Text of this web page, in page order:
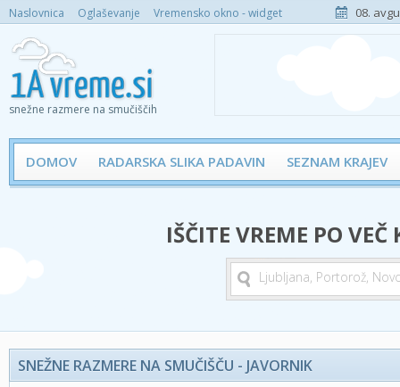
Naslovnica Oglaševanje Vremensko okno - widget 08.
snežne razmere na smučiščih
DOMOV RADARSKA SLIKA PADAVIN SEZNAM KRAJEV
IŠČITE VREME PO
SNEŽNE RAZMERE NA SMUČIŠČU - JAVORNIK